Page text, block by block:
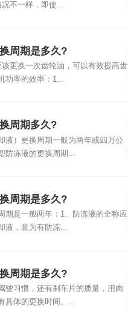
况不一样，即使...
周期是多久?
更换一次齿轮油，可以有效提高齿
功率的效率：1...
周期多久?
液）更换周期一般为两年或四万公
防冻液的更换周期...
周期是多久?
期是一般两年：1、防冻液的全称应
液，意为有防冻...
周期是多久?
驶习惯，还有刹车片的质量，用肉
具体的更换时间。...